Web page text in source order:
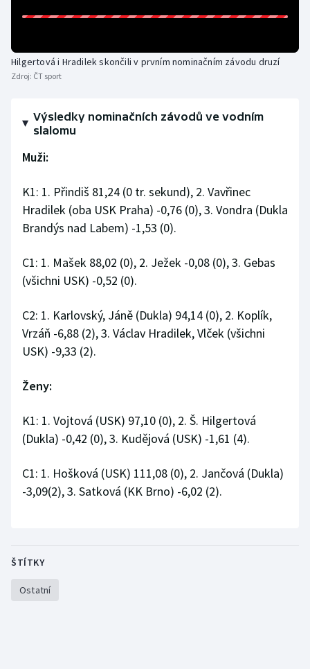
Krasobruslení
Lyže a snowboard
Motorsport
Olympijské hry
Parasport
Plážový volejbal
Rychlostní kanoistika
Short track
Hilgertová i Hradilek skončili v prvním nominačním závodu druzí
Zdroj: ČT sport
Výsledky nominačních závodů ve vodním
slalomu
Muži:
K1: 1. Přindiš 81,24 (0 tr. sekund), 2. Vavřinec
Hradilek (oba USK Praha) -0,76 (0), 3. Vondra (Dukla
Brandýs nad Labem) -1,53 (0).
C1: 1. Mašek 88,02 (0), 2. Ježek -0,08 (0), 3. Gebas
(všichni USK) -0,52 (0).
C2: 1. Karlovský, Jáně (Dukla) 94,14 (0), 2. Koplík,
Vrzáň -6,88 (2), 3. Václav Hradilek, Vlček (všichni
USK) -9,33 (2).
Ženy:
K1: 1. Vojtová (USK) 97,10 (0), 2. Š. Hilgertová
(Dukla) -0,42 (0), 3. Kudějová (USK) -1,61 (4).
C1: 1. Hošková (USK) 111,08 (0), 2. Jančová (Dukla)
-3,09(2), 3. Satková (KK Brno) -6,02 (2).
ŠTÍTKY
Ostatní